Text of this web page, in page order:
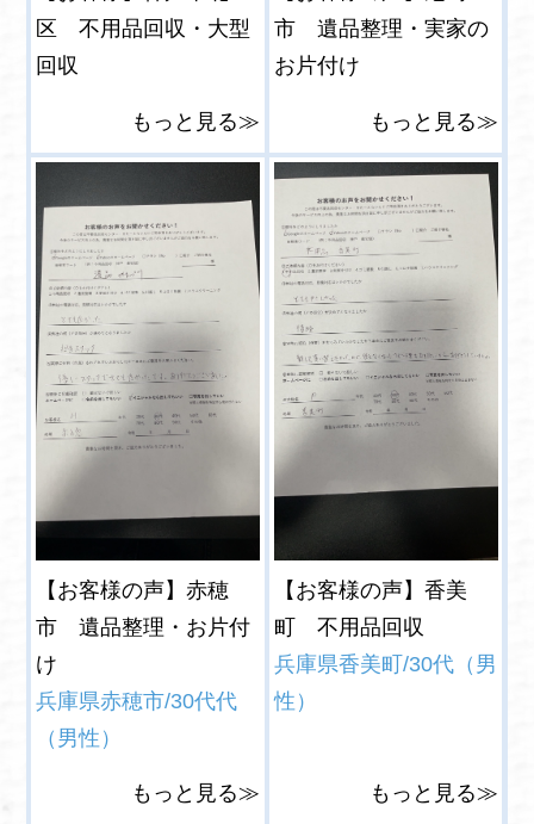
区 不用品回収・大型
回収
もっと見る≫
市 遺品整理・実家の
お片付け
もっと見る≫
【お客様の声】赤穂
市 遺品整理・お片付
け
兵庫県赤穂市/30代代
（男性）
もっと見る≫
【お客様の声】香美
町 不用品回収
兵庫県香美町/30代（男
性）
もっと見る≫